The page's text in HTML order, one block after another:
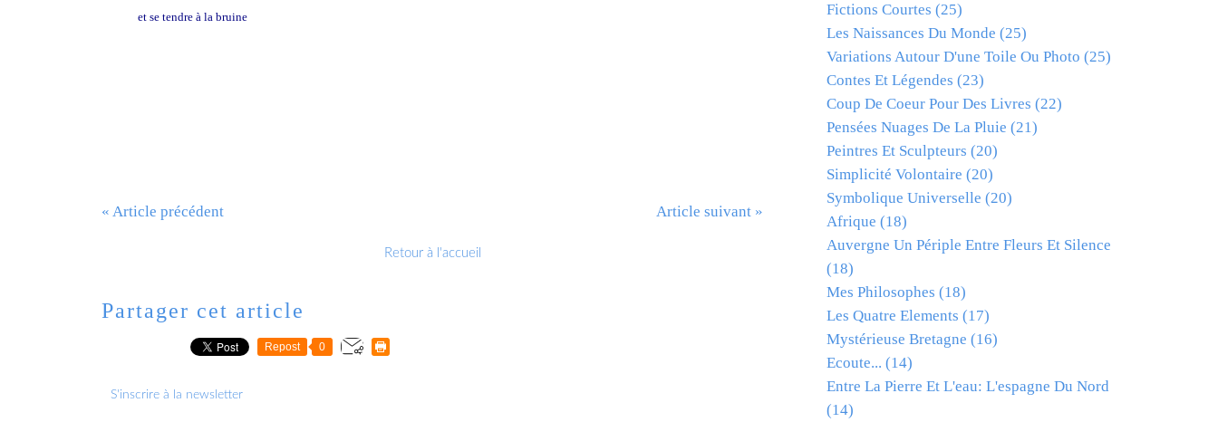
et se tendre à la bruine
« Article précédent Article suivant »
Retour à l'accueil
Partager cet article
Repost 0
S'inscrire à la newsletter
Fictions Courtes (25)
Les Naissances Du Monde (25)
Variations Autour D'une Toile Ou Photo (25)
Contes Et Légendes (23)
Coup De Coeur Pour Des Livres (22)
Pensées Nuages De La Pluie (21)
Peintres Et Sculpteurs (20)
Simplicité Volontaire (20)
Symbolique Universelle (20)
Afrique (18)
Auvergne Un Périple Entre Fleurs Et Silence
(18)
Mes Philosophes (18)
Les Quatre Elements (17)
Mystérieuse Bretagne (16)
Ecoute... (14)
Entre La Pierre Et L'eau: L'espagne Du Nord
(14)